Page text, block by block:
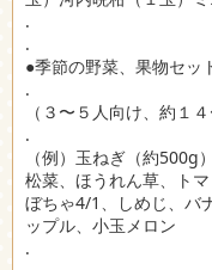
.
.
●季節の野菜、果物セッ
.
（３〜５人向け、約１
.
（例）玉ねぎ（約
松菜、ほうれん草、ト
ぼちゃ4/1、しめじ、バ
ップル、小玉メロン
.